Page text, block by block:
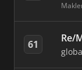
61 Re/